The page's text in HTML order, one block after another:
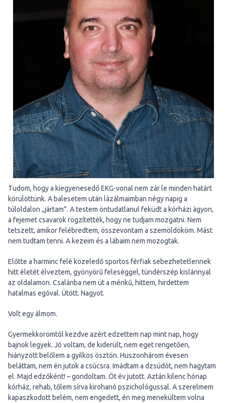
Tudom, hogy a kiegyenesedő EKG-vonal nem zár le minden határt
körülöttünk. A balesetem után lázálmaimban négy napig a
túloldalon „jártam”. A testem öntudatlanul feküdt a kórházi ágyon,
a fejemet csavarok rögzítették, hogy ne tudjam mozgatni. Nem
tetszett, amikor felébredtem, összevontam a szemöldököm. Mást
nem tudtam tenni. A kezeim és a lábaim nem mozogtak.
Előtte a harminc felé közeledő sportos férfiak sebezhetetlennek
hitt életét élveztem, gyönyörű feleséggel, tündérszép kislánnyal
az oldalamon. Csalánba nem üt a ménkű, hittem, hirdettem
hatalmas egóval. Ütött. Nagyot.
Volt egy álmom.
Gyermekkoromtól kezdve azért edzettem nap mint nap, hogy
bajnok legyek. Jó voltam, de kiderült, nem eget rengetően,
hiányzott belőlem a gyilkos ösztön. Huszonhárom évesen
beláttam, nem én jutok a csúcsra. Imádtam a dzsúdót, nem hagytam
el. Majd edzőként! – gondoltam. Öt év jutott. Aztán kilenc hónap
kórház, rehab, tőlem sírva kirohanó pszichológussal. A szerelmem
kapaszkodott belém, nem engedett, én meg menekültem volna